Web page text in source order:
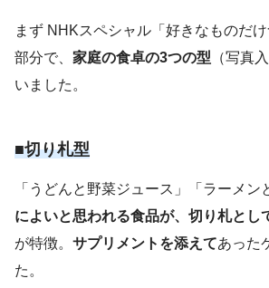
まず NHKスペシャル「好きなものだ
部分で、 家庭の食卓の3つの型 （写真
いました。
■切り札型
「うどんと野菜ジュース」「ラーメン
によいと思われる食品が、切り札とし
が特徴。 サプリメントを添えてあった
た。